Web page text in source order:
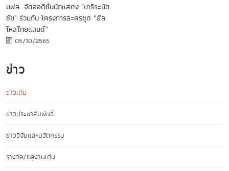
มฟล. จัดออดิชั่นนักแสดง "เภรีระบัด
ชัย" ร่วมกับ โครงการละครชุด “ฮัล
โหลไทยแลนด์”
05/10/2565
ข่าว
ข่าวเด่น
ข่าวประชาสัมพันธ์
ข่าววิจัยและนวัตกรรม
รางวัล/ผลงานเด่น